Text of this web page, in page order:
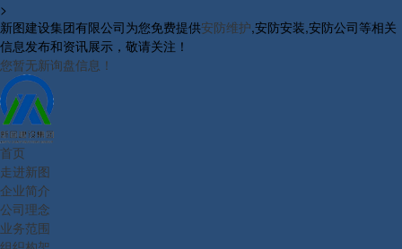
>
新图建设集团有限公司为您免费提供安防维护,安防安装,安防公司等相关
信息发布和资讯展示，敬请关注！
您暂无新询盘信息！
首页
走进新图
企业简介
公司理念
业务范围